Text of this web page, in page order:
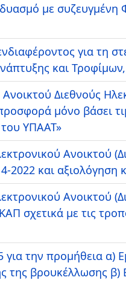
με συζευγμένη
για τη
και
Διεθνούς
μόνο βάσει
του ΥΠΑΑΤ»
Ανοικτού
2022 και
Ανοικτού
σχετικά με τις
την προμήθεια α)
της βρουκέλλωσης β)